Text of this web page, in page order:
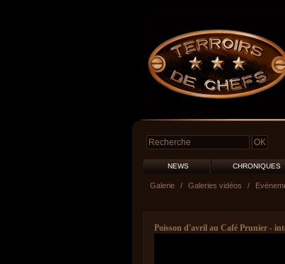
NEWS CHRONIQUES
Galerie / Galeries vidéos /
Poisson d'avril au Café Prunier -